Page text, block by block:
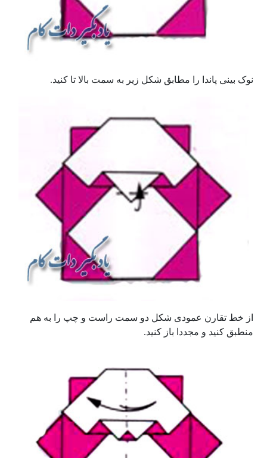
نوک بینی پاندا را مطابق شکل زیر به سمت بالا تا کنید.
از خط تقارن عمودی شکل دو سمت راست و چپ را به هم
منطبق کنید و مجددا باز کنید.